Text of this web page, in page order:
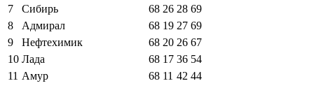
7
Сибирь 68 26 28 69
8
Адмирал 68 19 27 69
9
Нефтехимик 68 20 26 67
10 Лада 68 17 36 54
11 Амур 68 11 42 44